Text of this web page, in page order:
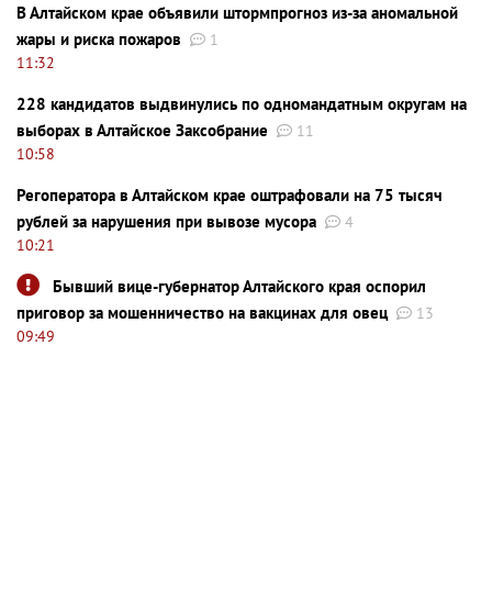
В Алтайском крае объявили штормпрогноз из-за аномальной
жары и риска пожаров
1
11:32
228 кандидатов выдвинулись по одномандатным округам на
выборах в Алтайское Заксобрание
11
10:58
Регоператора в Алтайском крае оштрафовали на 75 тысяч
рублей за нарушения при вывозе мусора
4
10:21
Бывший вице-губернатор Алтайского края оспорил
приговор за мошенничество на вакцинах для овец
13
09:49